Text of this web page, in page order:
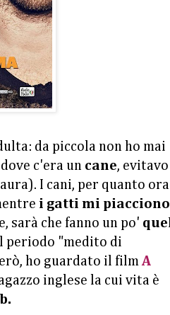
da piccola non ho mai
c'era un cane, evitavo
I cani, per quanto ora
i gatti mi piacciono
sarà che fanno un po' quel
periodo "medito di
ho guardato il film A
inglese la cui vita è